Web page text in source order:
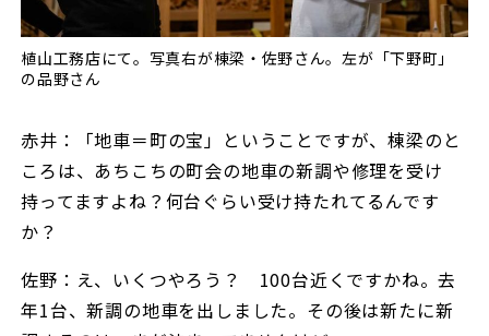
植山工務店にて。写真右が棟梁・佐野さん。左が「下野町」
の品野さん
赤井：「地車＝町の宝」ということですが、棟梁のと
ころは、あちこちの町会の地車の新調や修理を受け
持ってますよね？何台ぐらい受け持たれてるんです
か？
佐野：え、いくつやろう？ 100台近くですかね。去
年1台、新調の地車を出しました。その後は新たに新